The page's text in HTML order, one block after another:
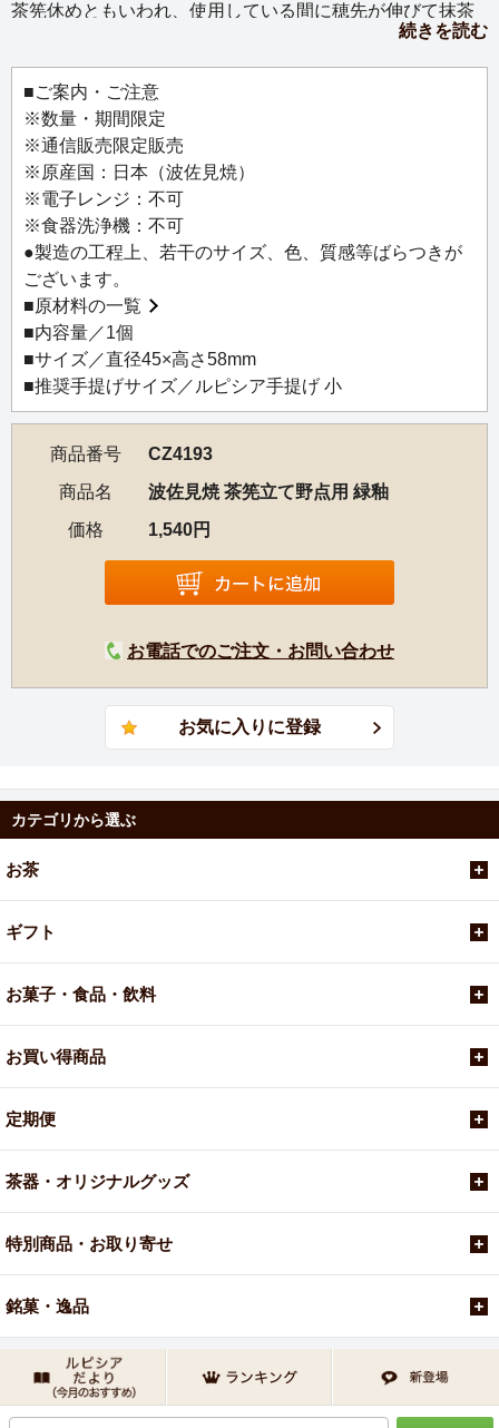
茶筅休めともいわれ、使用している間に穂先が伸びて抹茶
を点てにくくなる茶筅を、長持ちさせる道具です。まっす
ぐに伸びようとする竹の性質を利用した茶筅立ては、茶筅
の穂先の形状を保ちながら、風通し良く保管し、使用後の
茶筅の傷みを少なくし長持ちさせます。
こちらは野点用（ミニサイズ）の茶筅立てです。通常サイ
ズは、CZ4185／4186／4187／4189／4190 波佐見焼 茶筅
立てをお求めください。
【使用方法】
使用後の茶筅を水洗いした後、茶筅立てにふせて充分に乾
燥させ、風通しの良い涼しい場所で保管してください。
続きを読む
■ご案内・ご注意
※数量・期間限定
※通信販売限定販売
※原産国：日本（波佐見焼）
※電子レンジ：不可
※食器洗浄機：不可
●製造の工程上、若干のサイズ、色、質感等ばらつきが
ございます。
■原材料の一覧
■内容量／1個
■サイズ／直径45×高さ58mm
■推奨手提げサイズ／ルピシア手提げ 小
商品番号
CZ4193
商品名
波佐見焼 茶筅立て野点用 緑釉
価格
1,540円
お電話でのご注文・お問い合わせ
カテゴリから選ぶ
お茶
ギフト
お菓子・食品・飲料
お買い得商品
定期便
茶器・オリジナルグッズ
特別商品・お取り寄せ
銘菓・逸品